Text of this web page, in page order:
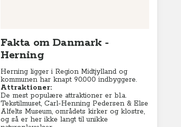
Fakta om Danmark -
Herning
Herning ligger i Region Midtjylland og
kommunen har knapt 90.000 indbyggere.
Attraktioner:
De mest populære attraktioner er bl.a.
Tekstilmuset, Carl-Henning Pedersen & Else
Alfelts Museum, områdets kirker og klostre,
og så er her ikke langt til unikke